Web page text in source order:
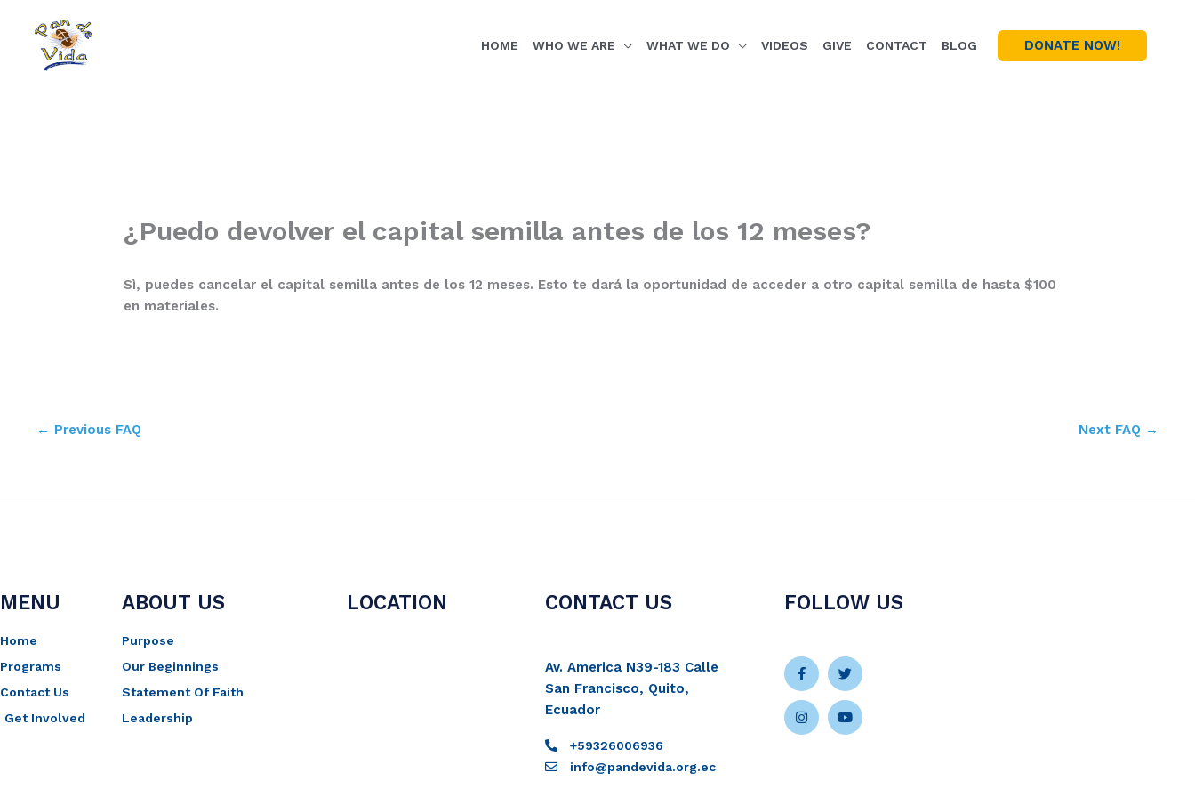
content
HOME WHO WE ARE WHAT WE DO VIDEOS GIVE CONTACT BLOG DONATE NOW!
¿Puedo devolver el capital semilla antes de los 12 meses?
Sì, puedes cancelar el capital semilla antes de los 12 meses. Esto te dará la oportunidad de acceder a otro capital semilla de hasta $100
en materiales.
← Previous FAQ Next FAQ →
MENU
Home
Programs
Contact Us
Get Involved
ABOUT US
Purpose
Our Beginnings
Statement Of Faith
Leadership
LOCATION CONTACT US
Av. America N39-183 Calle
San Francisco, Quito,
Ecuador
+59326006936
info@pandevida.org.ec
FOLLOW US